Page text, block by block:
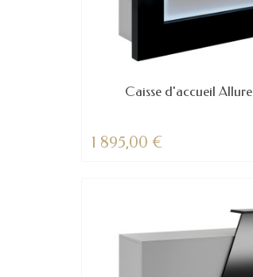
Caisse d'accueil Allure
1 895,00 €